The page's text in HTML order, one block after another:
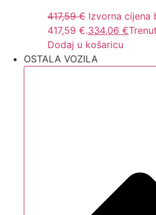
417,59€ Izvorna cijena
417,59 €.334,06 €
Dodaj u košaricu
OSTALA VOZILA